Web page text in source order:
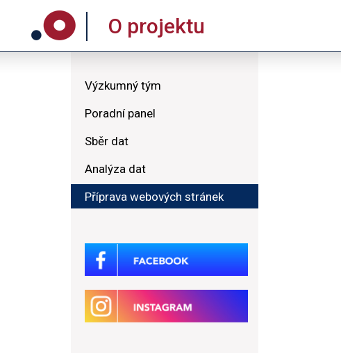
O projektu
Výzkumný tým
Poradní panel
Sběr dat
Analýza dat
Příprava webových stránek